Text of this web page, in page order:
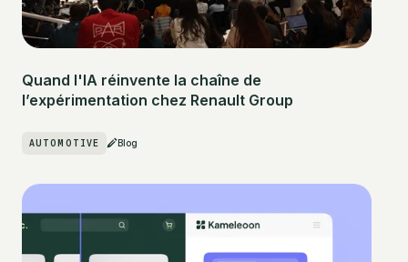
Quand l'IA réinvente la chaîne de
l’expérimentation chez Renault Group
AUTOMOTIVE Blog